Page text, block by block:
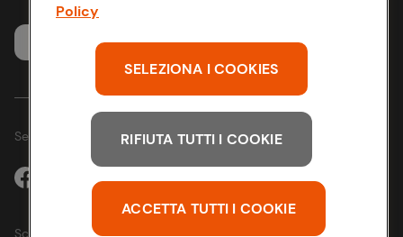
Whistleblowing
Servizio clienti
Seguici sui Social:
Scarica l'app
Policy
SELEZIONA I COOKIES
RIFIUTA TUTTI I COOKIE
ACCETTA TUTTI I COOKIE